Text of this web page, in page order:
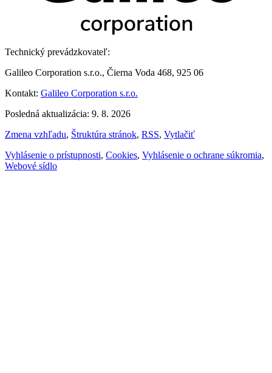
Technický prevádzkovateľ:
Galileo Corporation s.r.o., Čierna Voda 468, 925 06
Kontakt: Galileo Corporation s.r.o.
Posledná aktualizácia: 9. 8. 2026
Zmena vzhľadu, Štruktúra stránok, RSS, Vytlačiť
Vyhlásenie o prístupnosti, Cookies, Vyhlásenie o ochrane súkromia,
Webové sídlo